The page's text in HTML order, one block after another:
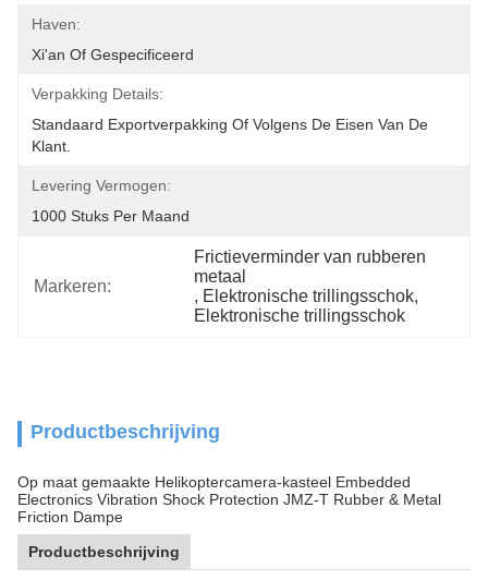
Haven:
Xi'an Of Gespecificeerd
Verpakking Details:
Standaard Exportverpakking Of Volgens De Eisen Van De
Klant.
Levering Vermogen:
1000 Stuks Per Maand
Markeren:
Frictieverminder van rubberen
metaal
, Elektronische trillingsschok,
Elektronische trillingsschok
Productbeschrijving
Op maat gemaakte Helikoptercamera-kasteel Embedded
Electronics Vibration Shock Protection JMZ-T Rubber & Metal
Friction Dampe
Productbeschrijving